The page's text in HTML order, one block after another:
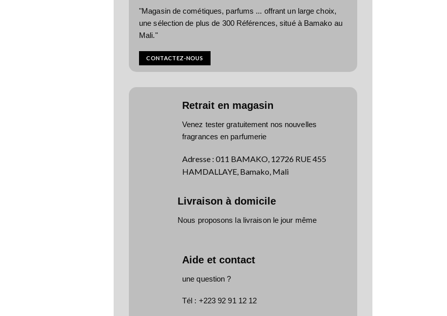
"Magasin de cométiques, parfums ... offrant un large choix,
une sélection de plus de 300 Références, situé à Bamako au
Mali."
CONTACTEZ-NOUS
Retrait en magasin
Venez tester gratuitement nos nouvelles
fragrances en parfumerie
Adresse : 011 BAMAKO, 12726 RUE 455
HAMDALLAYE, Bamako, Mali
Livraison à domicile
Nous proposons la livraison le jour même
Aide et contact
une question ?
Tél : +223 92 91 12 12